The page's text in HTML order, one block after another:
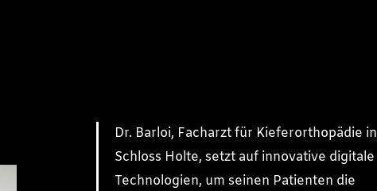
Dr. Barloi, Facharzt für Kieferorthopädie in
Schloss Holte, setzt auf innovative digitale
Technologien, um seinen Patienten die